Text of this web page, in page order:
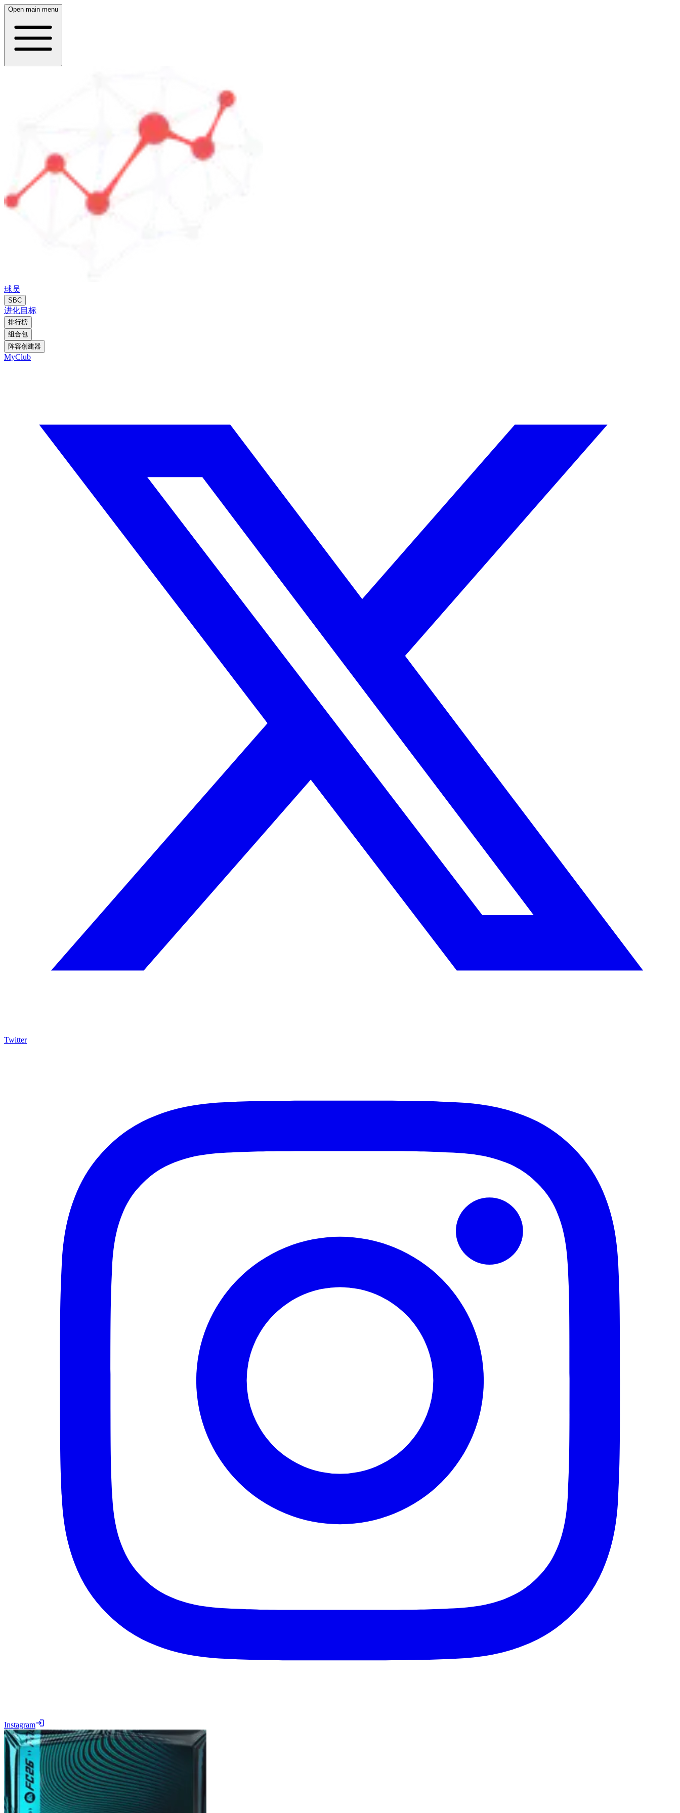
Open main menu
球员
SBC
进化目标
排行榜
组合包
阵容创建器
MyClub
Twitter
Instagram